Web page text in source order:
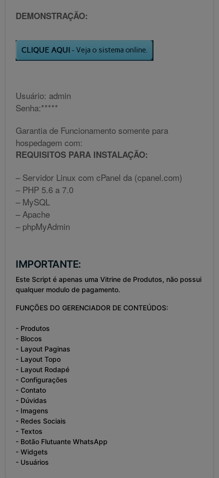
DEMONSTRAÇÃO:
Usuário: admin
Senha:*****
Garantia de Funcionamento somente para
hospedagem com:
REQUISITOS PARA INSTALAÇÃO:
– Servidor Linux com cPanel da (cpanel.com)
– PHP 5.6 a 7.0
– MySQL
– Apache
– phpMyAdmin
IMPORTANTE:
Este Script é apenas uma Vitrine de Produtos, não possui
qualquer modulo de pagamento.
FUNÇÕES DO GERENCIADOR DE CONTEÚDOS:
- Produtos
- Blocos
- Layout Paginas
- Layout Topo
- Layout Rodapé
- Configurações
- Contato
- Dúvidas
- Imagens
- Redes Sociais
- Textos
- Botão Flutuante WhatsApp
- Widgets
- Usuários